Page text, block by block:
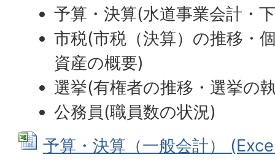
予算・決算(水道事業会計・
市税(市税（決算）の推移・
資産の概要)
選挙(有権者の推移・選挙の
公務員(職員数の状況)
予算・決算（一般会計）